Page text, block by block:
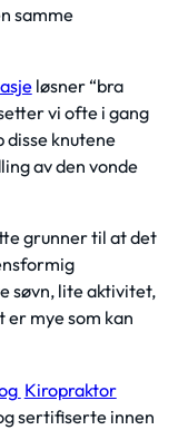
samme
løsner “bra
vi ofte i gang
disse knutene
av den vonde
grunner til at det
søvn, lite aktivitet,
er mye som kan
Kiropraktor
sertifiserte innen